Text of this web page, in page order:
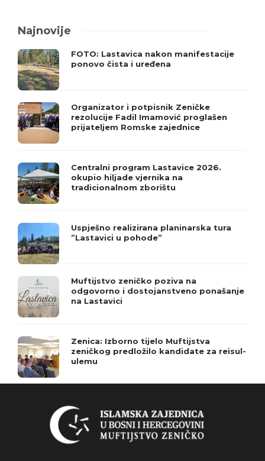
Najnovije
FOTO: Lastavica nakon manifestacije
ponovo čista i uređena
Organizator i potpisnik Zeničke
rezolucije Fadil Imamović proglašen
prijateljem Romske zajednice
Centralni program Lastavice 2026.
okupio hiljade vjernika na
tradicionalnom zborištu
Uspješno realizirana planinarska tura
”Lastavici u pohode”
Muftijstvo zeničko poziva na
odgovorno i dostojanstveno ponašanje
na Lastavici
Zenica: Izborno tijelo Muftijstva
zeničkog predložilo kandidate za reisul-
ulemu